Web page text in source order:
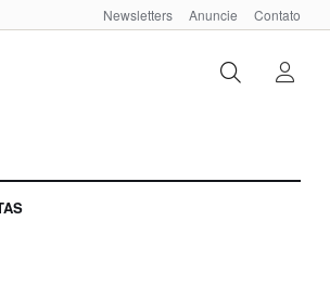
Newsletters Anuncie Contato